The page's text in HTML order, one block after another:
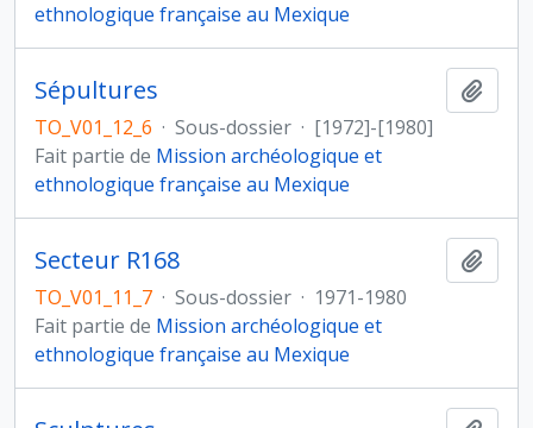
ethnologique française au Mexique
Sépultures
TO_V01_12_6 · Sous-dossier · [1972]-[1980]
Fait partie de Mission archéologique et
ethnologique française au Mexique
Secteur R168
TO_V01_11_7 · Sous-dossier · 1971-1980
Fait partie de Mission archéologique et
ethnologique française au Mexique